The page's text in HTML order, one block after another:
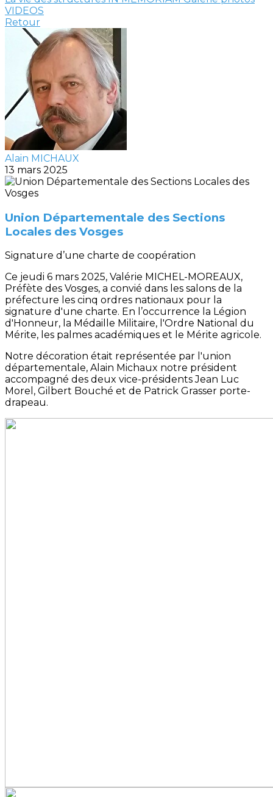
VIDEOS
Retour
Alain MICHAUX
13 mars 2025
Union Départementale des Sections
Locales des Vosges
Signature d’une charte de coopération
Ce jeudi 6 mars 2025, Valérie MICHEL-MOREAUX,
Préfète des Vosges, a convié dans les salons de la
préfecture les cinq ordres nationaux pour la
signature d'une charte. En l’occurrence la Légion
d'Honneur, la Médaille Militaire, l'Ordre National du
Mérite, les palmes académiques et le Mérite agricole.
Notre décoration était représentée par l'union
départementale, Alain Michaux notre président
accompagné des deux vice-présidents Jean Luc
Morel, Gilbert Bouché et de Patrick Grasser porte-
drapeau.